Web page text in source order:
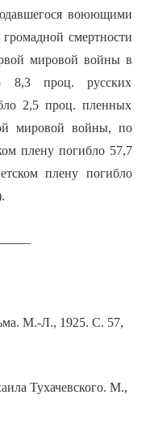
воюющими
смертности
мировой войны в
8,3 проц. русских
2,5 проц. пленных
мировой войны, по
плену погибло 57,7
плену погибло
М.-Л., 1925. С. 57,
Тухачевского. М.,